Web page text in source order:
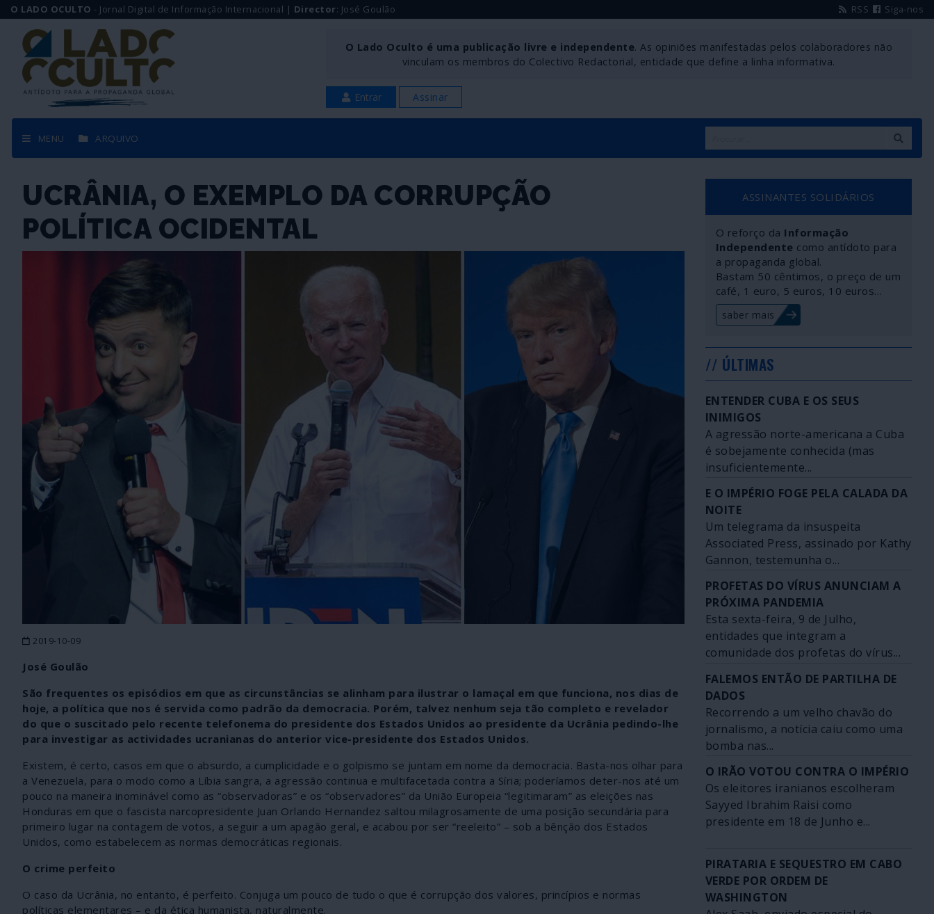
O LADO OCULTO - Jornal Digital de Informação Internacional | Director: José Goulão RSS Siga-nos
O Lado Oculto é uma publicação livre e independente. As opiniões manifestadas pelos colaboradores não
vinculam os membros do Colectivo Redactorial, entidade que define a linha informativa.
Entrar Assinar
MENU ARQUIVO
UCRÂNIA, O EXEMPLO DA CORRUPÇÃO
POLÍTICA OCIDENTAL
2019-10-09
José Goulão
São frequentes os episódios em que as circunstâncias se alinham para ilustrar o lamaçal em que funciona, nos dias de
hoje, a política que nos é servida como padrão da democracia. Porém, talvez nenhum seja tão completo e revelador
do que o suscitado pelo recente telefonema do presidente dos Estados Unidos ao presidente da Ucrânia pedindo-lhe
para investigar as actividades ucranianas do anterior vice-presidente dos Estados Unidos.
Existem, é certo, casos em que o absurdo, a cumplicidade e o golpismo se juntam em nome da democracia. Basta-nos olhar para
a Venezuela, para o modo como a Líbia sangra, a agressão continua e multifacetada contra a Síria; poderíamos deter-nos até um
pouco na maneira inominável como as “observadoras” e os “observadores” da União Europeia “legitimaram” as eleições nas
Honduras em que o fascista narcopresidente Juan Orlando Hernandez saltou milagrosamente de uma posição secundária para
primeiro lugar na contagem de votos, a seguir a um apagão geral, e acabou por ser “reeleito” – sob a bênção dos Estados
Unidos, como estabelecem as normas democráticas regionais.
O crime perfeito
O caso da Ucrânia, no entanto, é perfeito. Conjuga um pouco de tudo o que é corrupção dos valores, princípios e normas
políticas elementares – e da ética humanista, naturalmente.
ASSINANTES SOLIDÁRIOS
O reforço da Informação
Independente como antídoto para
a propaganda global.
Bastam 50 cêntimos, o preço de um
café, 1 euro, 5 euros, 10 euros…
saber mais
// ÚLTIMAS
ENTENDER CUBA E OS SEUS
INIMIGOS
A agressão norte-americana a Cuba
é sobejamente conhecida (mas
insuficientemente...
E O IMPÉRIO FOGE PELA CALADA DA
NOITE
Um telegrama da insuspeita
Associated Press, assinado por Kathy
Gannon, testemunha o...
PROFETAS DO VÍRUS ANUNCIAM A
PRÓXIMA PANDEMIA
Esta sexta-feira, 9 de Julho,
entidades que integram a
comunidade dos profetas do vírus...
FALEMOS ENTÃO DE PARTILHA DE
DADOS
Recorrendo a um velho chavão do
jornalismo, a notícia caiu como uma
bomba nas...
O IRÃO VOTOU CONTRA O IMPÉRIO
Os eleitores iranianos escolheram
Sayyed Ibrahim Raisi como
presidente em 18 de Junho e...
PIRATARIA E SEQUESTRO EM CABO
VERDE POR ORDEM DE
WASHINGTON